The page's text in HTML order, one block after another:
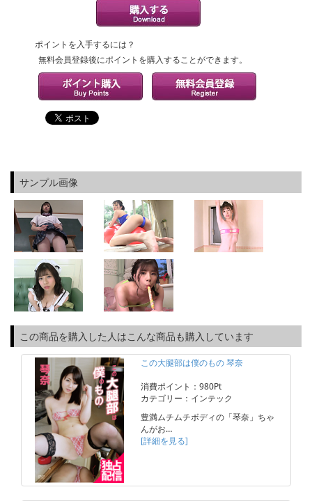
ポイントを入手するには？
無料会員登録後にポイントを購入することができます。
サンプル画像
この商品を購入した人はこんな商品も購入しています
この大腿部は僕のもの 琴奈
消費ポイント：980Pt
カテゴリー：インテック
豊満ムチムチボディの「琴奈」ちゃ
んがお…
[詳細を見る]